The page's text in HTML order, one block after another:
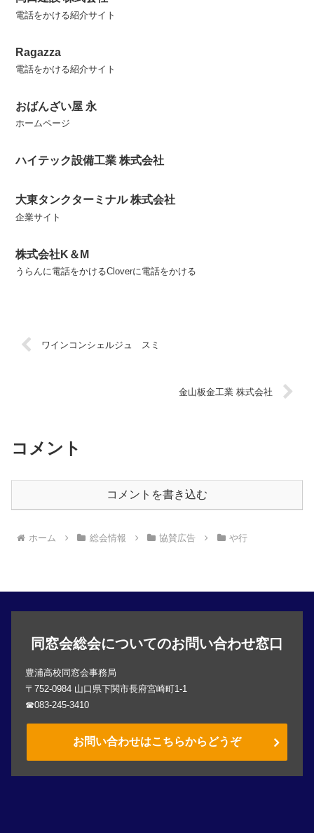
電話をかける紹介サイト
Ragazza
電話をかける紹介サイト
おばんざい屋 永
ホームページ
ハイテック設備工業 株式会社
大東タンクターミナル 株式会社
企業サイト
株式会社K＆M
うらんに電話をかけるCloverに電話をかける
ワインコンシェルジュ スミ
金山板金工業 株式会社
コメント
コメントを書き込む
ホーム 総会情報 協賛広告 や行
同窓会総会についてのお問い合わせ窓口
豊浦高校同窓会事務局
〒752-0984 山口県下関市長府宮崎町1-1
☎083-245-3410
お問い合わせはこちらからどうぞ